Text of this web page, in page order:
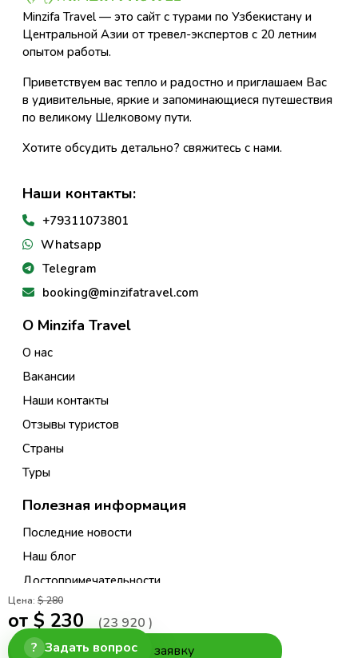
Цена: $ 280
от $ 230 (23 920 )
Оставить заявку
Minzifa Travel — это сайт с турами по Узбекистану и
Центральной Азии от тревел-экспертов с 20 летним
опытом работы.
Приветствуем вас тепло и радостно и приглашаем Вас
в удивительные, яркие и запоминающиеся путешествия
по великому Шелковому пути.
Хотите обсудить детально? свяжитесь с нами.
Наши контакты:
+79311073801
Whatsapp
Telegram
booking@minzifatravel.com
О Minzifa Travel
О нас
Вакансии
Наши контакты
Отзывы туристов
Страны
Туры
Полезная информация
Последние новости
Наш блог
Достопримечательности
Правила Бронирования Туров
Правила Бронирования Гостиниц
Условия бронирования экскурсий
? Задать вопрос